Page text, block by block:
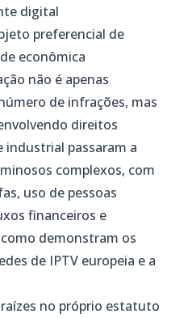
digital
preferencial de
econômica
não é apenas
de infrações, mas
direitos
industrial passaram a
complexos, com
uso de pessoas
financeiros e
demonstram os
de IPTV europeia e a
no próprio estatuto